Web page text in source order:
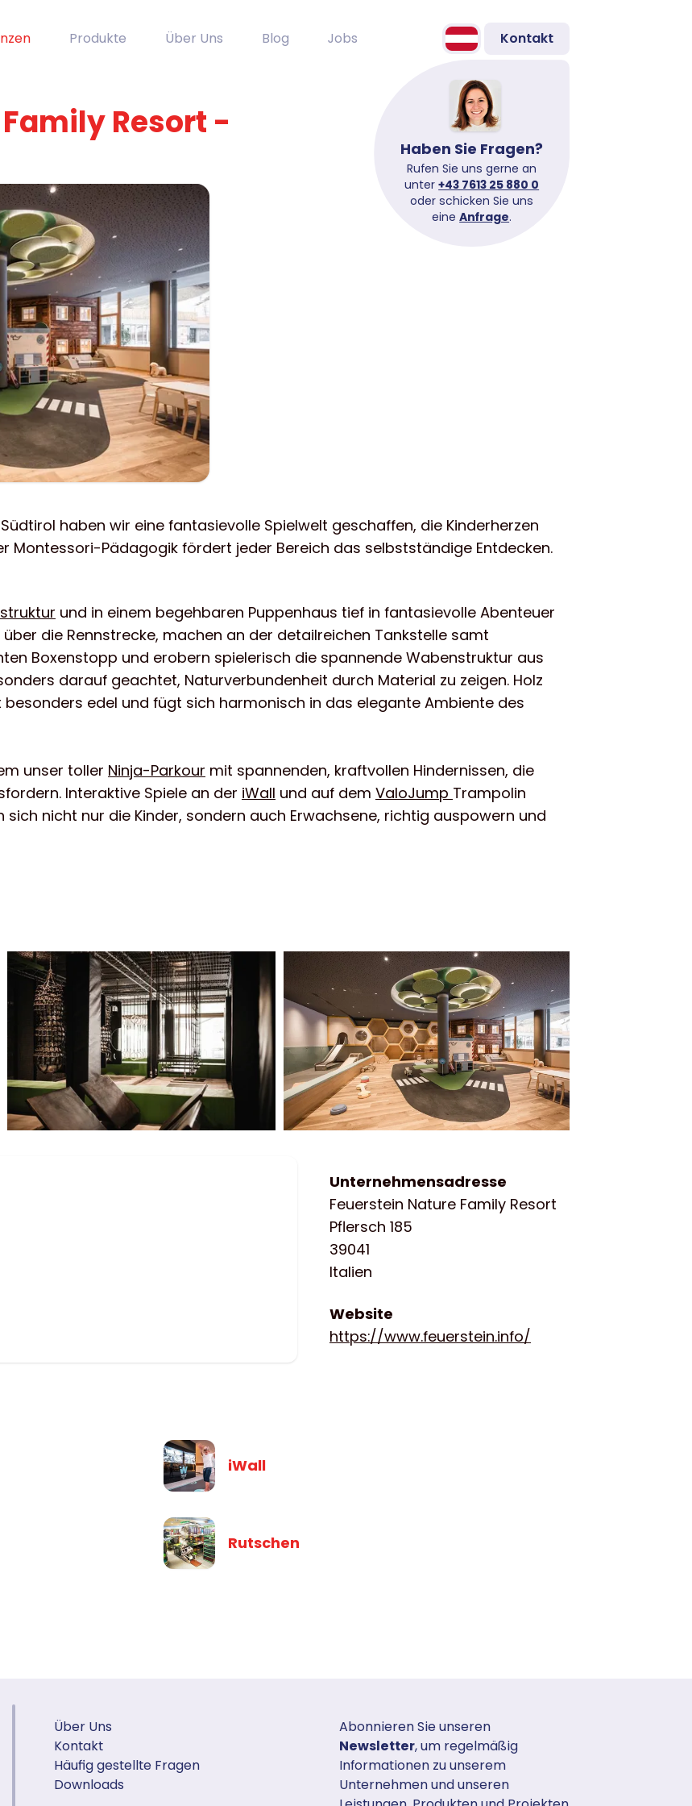
Produkte Über Uns Blog Jobs
Haben Sie Fragen?
Rufen Sie uns gerne an
unter+43 7613 25 880 0
oder schicken Sie uns
eineAnfrage.
Kontakt
Resort -
haben wir eine fantasievolle Spielwelt geschaffen, die Kinderherzen
Montessori-Pädagogik fördert jeder Bereich das selbstständige Entdecken.
und in einem begehbaren Puppenhaus tief in fantasievolle Abenteuer
die Rennstrecke, machen an der detailreichen Tankstelle samt
Boxenstopp und erobern spielerisch die spannende Wabenstruktur aus
darauf geachtet, Naturverbundenheit durch Material zu zeigen. Holz
edel und fügt sich harmonisch in das elegante Ambiente des
unser toller Ninja-Parkour mit spannenden, kraftvollen Hindernissen, die
Interaktive Spiele an der iWall und auf dem ValoJump Trampolin
nicht nur die Kinder, sondern auch Erwachsene, richtig auspowern und
Unternehmensadresse
Feuerstein Nature Family Resort
Pflersch 185
39041
Italien
Website
https://www.feuerstein.info/
iWall
Rutschen
Abonnieren Sie unseren
Newsletter, um regelmäßig
Informationen zu unserem
Unternehmen und unseren
Über Uns
Kontakt
Häufig gestellte Fragen
Downloads